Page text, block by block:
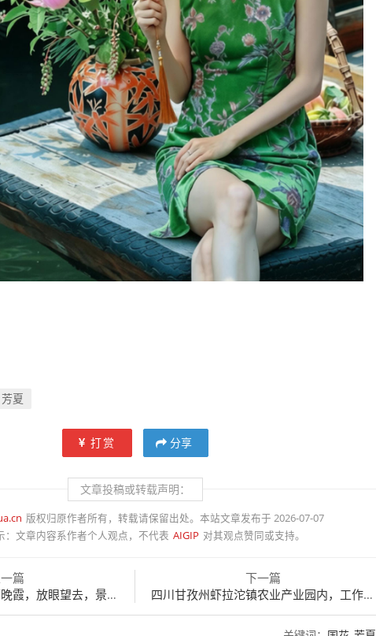
芳夏
打赏 分享
文章投稿或转载声明：
版权归原作者所有，转载请保留出处。本站文章发布于 2026-07-07
：文章内容系作者个人观点，不代表 AIGIP 对其观点赞同或支持。
篇
，放眼望去，景致如画
下一篇
四川甘孜州虾拉沱镇农业产业园内，工作人员在采摘草莓